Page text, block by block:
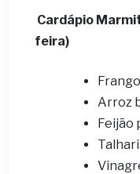
Cardápio
feira)
Arroz
Feijão